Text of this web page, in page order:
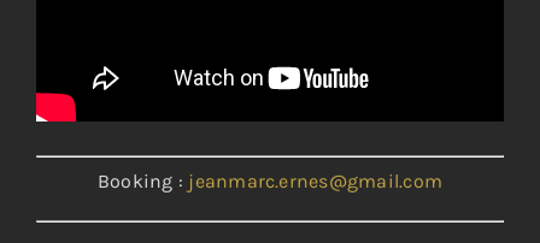
Booking : jeanmarc.ernes@gmail.com